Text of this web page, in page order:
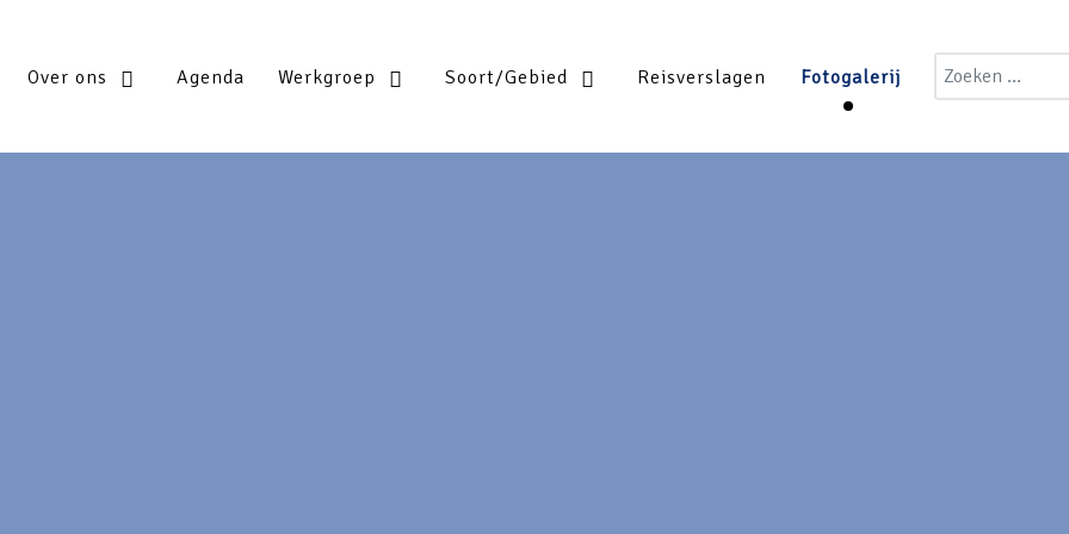
Over ons Agenda Werkgroep Soort/Gebied Reisverslagen Fotogalerij
Zoeken